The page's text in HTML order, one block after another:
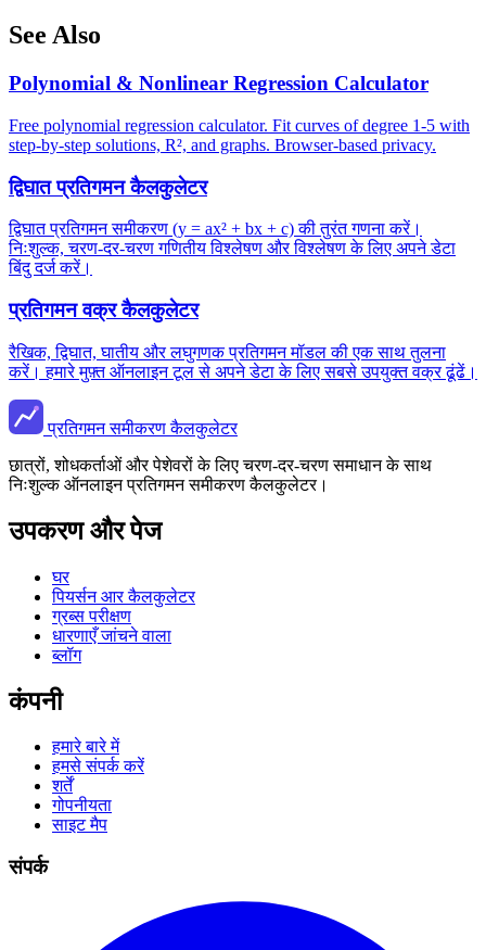
See Also
Polynomial & Nonlinear Regression Calculator
Free polynomial regression calculator. Fit curves of degree 1-5 with
step-by-step solutions, R², and graphs. Browser-based privacy.
द्विघात प्रतिगमन कैलकुलेटर
द्विघात प्रतिगमन समीकरण (y = ax² + bx + c) की तुरंत गणना करें।
निःशुल्क, चरण-दर-चरण गणितीय विश्लेषण और विश्लेषण के लिए अपने डेटा
बिंदु दर्ज करें।
प्रतिगमन वक्र कैलकुलेटर
रैखिक, द्विघात, घातीय और लघुगणक प्रतिगमन मॉडल की एक साथ तुलना
करें। हमारे मुफ़्त ऑनलाइन टूल से अपने डेटा के लिए सबसे उपयुक्त वक्र ढूंढें।
प्रतिगमन समीकरण कैलकुलेटर
छात्रों, शोधकर्ताओं और पेशेवरों के लिए चरण-दर-चरण समाधान के साथ
निःशुल्क ऑनलाइन प्रतिगमन समीकरण कैलकुलेटर।
उपकरण और पेज
घर
पियर्सन आर कैलकुलेटर
ग्रब्स परीक्षण
धारणाएँ जांचने वाला
ब्लॉग
कंपनी
हमारे बारे में
हमसे संपर्क करें
शर्तें
गोपनीयता
साइट मैप
संपर्क